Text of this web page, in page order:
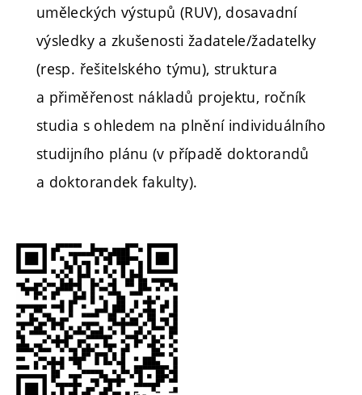
uměleckých výstupů (RUV), dosavadní
výsledky a zkušenosti žadatele/žadatelky
(resp. řešitelského týmu), struktura
a přiměřenost nákladů projektu, ročník
studia s ohledem na plnění individuálního
studijního plánu (v případě doktorandů
a doktorandek fakulty).